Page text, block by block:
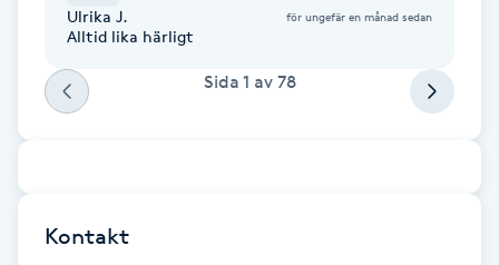
Fotmassage
Fotsvamp
Fotvård
Ulrika J. för ungefär en månad sedan
Alltid lika härligt
Sida 1 av 78
Kontakt